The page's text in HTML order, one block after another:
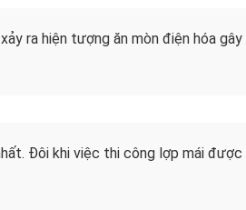
ra hiện tượng ăn mòn điện hóa gây
Đôi khi việc thi công lợp mái được